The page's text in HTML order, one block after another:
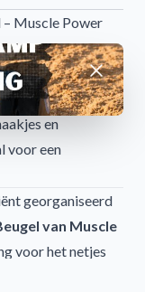
Muscle Power
Muscle
en
voor een
georganiseerd
van Muscle
voor het netjes
Afwijzen